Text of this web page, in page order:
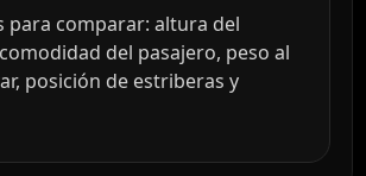
para comparar: altura del
del pasajero, peso al
posición de estriberas y